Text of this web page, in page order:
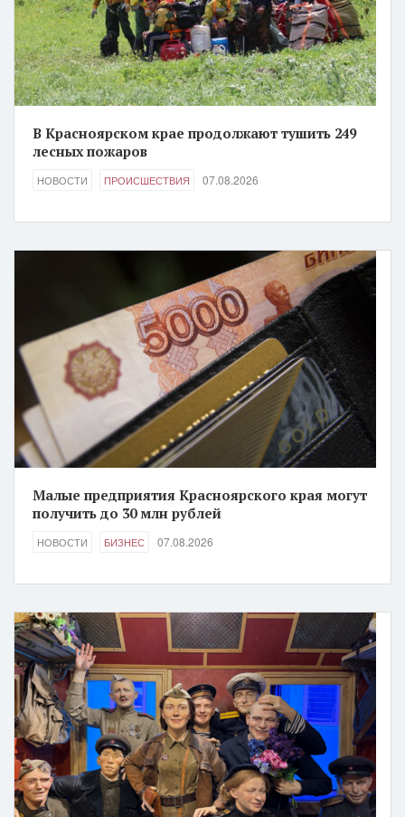
В Красноярском крае продолжают тушить 249
лесных пожаров
НОВОСТИ ПРОИСШЕСТВИЯ 07.08.2026
Малые предприятия Красноярского края могут
получить до 30 млн рублей
НОВОСТИ БИЗНЕС 07.08.2026